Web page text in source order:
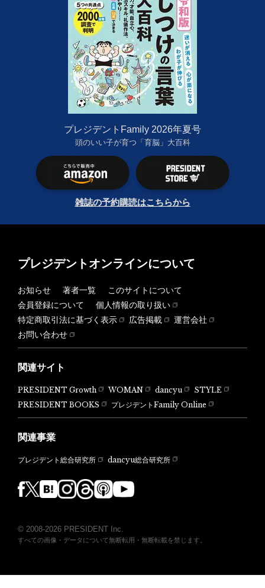
プレジデントFamily 2026年夏号
頭のいい子が育つ「育脳」大百科
雑誌の予約購読はこちらから
プレジデントオンラインについて
お知らせ 著者一覧
このサイトについて
会員登録について
個人情報の取り扱い
特定商取引法に基づく表示
広告掲載
運営会社
お問い合わせ
関連サイト
PRESIDENT Growth WOMAN dancyu
STYLE
PRESIDENT BOOKS
プレジデントFamily Online
関連事業
プレジデント総合研究所 dancyu総合研究所
© 2008-2026 PRESIDENT Inc.
すべての画像・データについて無断転用・無断転載を禁じます。